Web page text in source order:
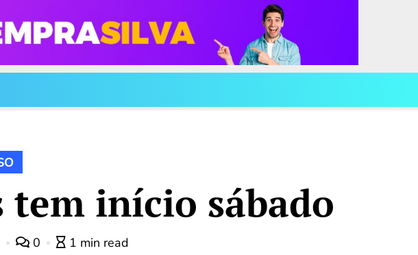
tem início sábado
0 1 min read